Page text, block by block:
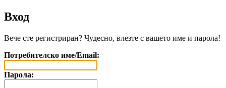
Вход
Вече сте регистриран? Чудесно, влезте с вашето име и парола!
Потребителско име/Email:
Парола: